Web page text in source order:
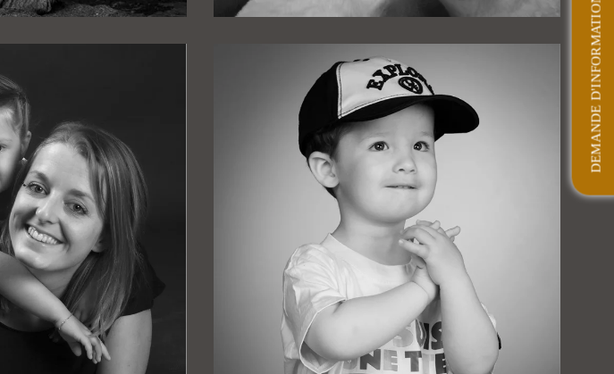
DEMANDE D'INFORMATIONS